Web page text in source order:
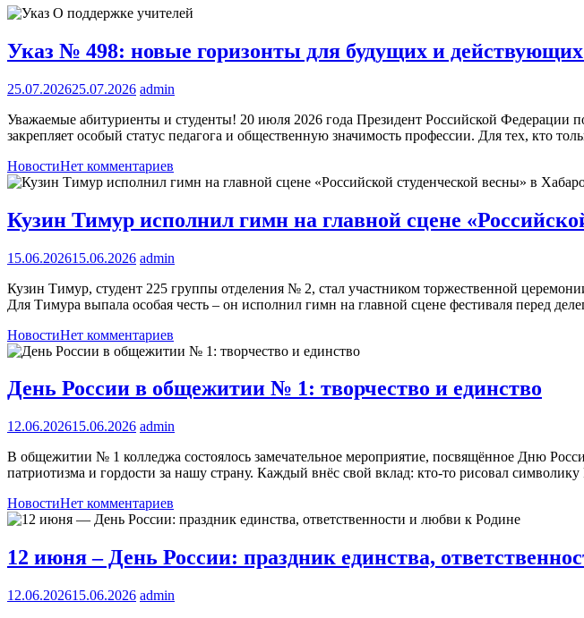
Указ № 498: новые горизонты для будущих и действующих
25.07.202625.07.2026 admin
Уважаемые абитуриенты и студенты! 20 июля 2026 года Президент Российской
закрепляет особый статус педагога и общественную значимость профессии. Для тех, кто
НовостиНет комментариев
Кузин Тимур исполнил гимн на главной сцене
15.06.202615.06.2026 admin
Кузин Тимур, студент 225 группы отделения № 2, стал участником торжественной
Для Тимура выпала особая честь – он исполнил гимн на главной сцене фестиваля перед
НовостиНет комментариев
День России в общежитии № 1: творчество и единство
12.06.202615.06.2026 admin
В общежитии № 1 колледжа состоялось замечательное мероприятие, посвящённое Дню
патриотизма и гордости за нашу страну. Каждый внёс свой вклад: кто-то рисовал
НовостиНет комментариев
12 июня – День России: праздник единства,
12.06.202615.06.2026 admin